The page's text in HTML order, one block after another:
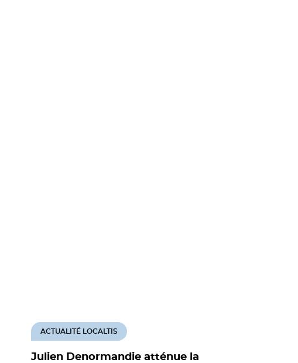
Julien Denormandie atténue la
ACTUALITÉ LOCALTIS